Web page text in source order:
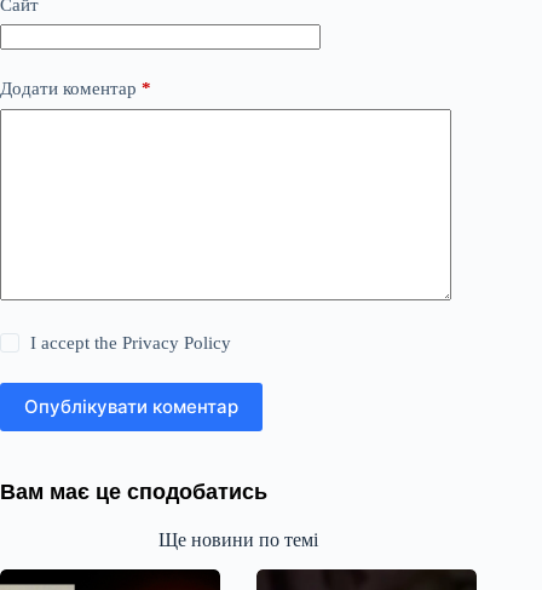
Сайт
Додати коментар *
I accept thePrivacy Policy
Опублікувати коментар
Вам має це сподобатись
Ще новини по темі